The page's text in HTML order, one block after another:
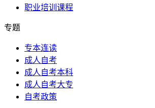
职业培训课程
专题
专本连读
成人自考
成人自考本科
成人自考大专
自考政策